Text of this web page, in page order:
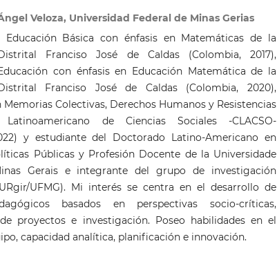
Veloza, Universidad Federal de Minas Gerias
Educación Básica con énfasis en Matemáticas de la
Franciso José de Caldas (Colombia, 2017),
con énfasis en Educación Matemática de la
Franciso José de Caldas (Colombia, 2020),
Memorias Colectivas, Derechos Humanos y Resistencias
de Ciencias Sociales -CLACSO-
y estudiante del Doctorado Latino-Americano en
Públicas y Profesión Docente de la Universidade
Gerais e integrante del grupo de investigación
UFMG). Mi interés se centra en el desarrollo de
basados en perspectivas socio-críticas,
proyectos e investigación. Poseo habilidades en el
capacidad analítica, planificación e innovación.